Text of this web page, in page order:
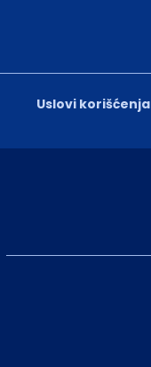
Uslovi korišćenja